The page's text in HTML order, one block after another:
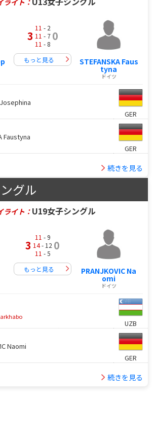
3
11 - 2
11 - 7
11 - 8
0
もっと見る STEFANSKA Faus
tyna
ドイツ
GER
Faustyna
GER
続きを見る
グル
ライト： U19女子シングル
3
11 - 9
14- 12
11 - 5
0
もっと見る PRANJKOVIC Na
omi
ドイツ
UZB
Naomi
GER
続きを見る